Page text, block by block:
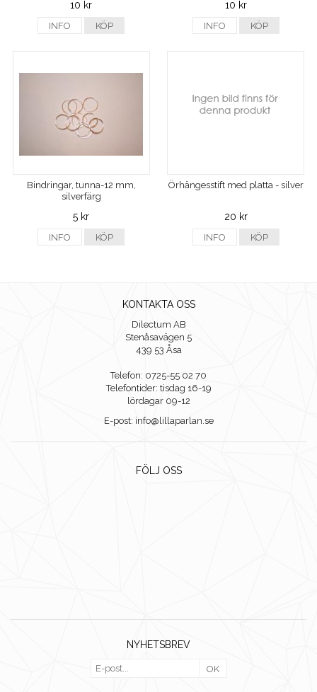
10 kr
INFO KÖP
10 kr
INFO KÖP
Bindringar, tunna-12 mm,
silverfärg
5 kr
INFO KÖP
Örhängesstift med platta - silver
20 kr
INFO KÖP
KONTAKTA OSS
Dilectum AB
Stenåsavägen 5
439 53 Åsa
Telefon: 0725-55 02 70
Telefontider: tisdag 16-19
lördagar 09-12
E-post: info@lillaparlan.se
FÖLJ OSS
NYHETSBREV
OK